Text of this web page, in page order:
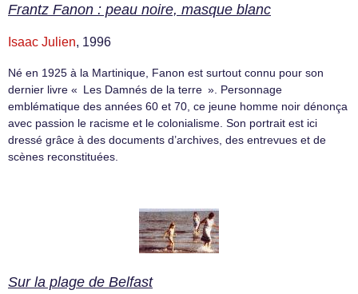
Frantz Fanon : peau noire, masque blanc
Isaac Julien, 1996
Né en 1925 à la Martinique, Fanon est surtout connu pour son
dernier livre « Les Damnés de la terre ». Personnage
emblématique des années 60 et 70, ce jeune homme noir dénonça
avec passion le racisme et le colonialisme. Son portrait est ici
dressé grâce à des documents d’archives, des entrevues et de
scènes reconstituées.
Sur la plage de Belfast